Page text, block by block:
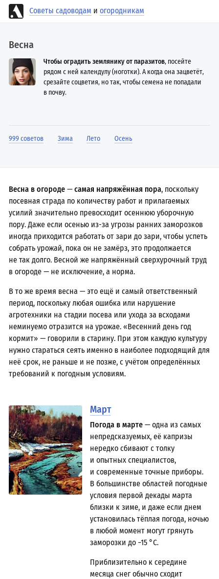
Советы садоводам иогородникам
Весна
Чтобы оградить землянику от паразитов, посейте
рядом с ней календулу (ноготки). А когда она зацветёт,
срезайте соцветия, но так, чтобы семена не попадали
в почву.
999 советов Зима Лето Осень
Весна в огороде —самая напряжённая пора, поскольку
посевная страда по количеству работ и прилагаемых
усилий значительно превосходит осеннюю уборочную
пору. Даже если осенью из-за угрозы ранних заморозков
иногда приходится работать от зари до зари, чтобы успеть
собрать урожай, пока он не замёрз, это продолжается
не так долго. Весной же напряжённый сверхурочный труд
в огороде — не исключение, а норма.
В то же время весна — это ещё и самый ответственный
период, поскольку любая ошибка или нарушение
агротехники на стадии посева или ухода за всходами
неминуемо отразится на урожае. «Весенний день год
кормит» — говорили в старину. При этом каждую культуру
нужно стараться сеять именно в наиболее подходящий для
неё срок, не раньше и не позже, с учётом определённых
требований к погодным условиям.
Март
Погода в марте — одна из самых
непредсказуемых, её капризы
нередко сбивают с толку
и опытных специалистов,
и современные точные приборы.
В большинстве областей погодные
условия первой декады марта
близки к зиме, и даже если днем
установилась тёплая погода, ночью
в любой момент могут грянуть
заморозки до −15 °C.
Приблизительно к середине
месяца снег обычно сходит